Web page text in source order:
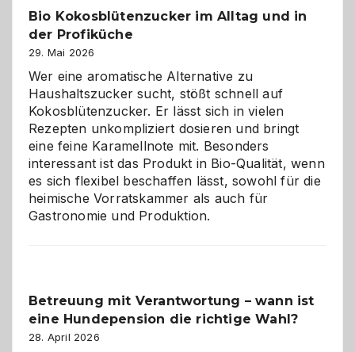
Gefahr
für
Hunde
im
eigenen
Zuhause
Bio Kokosblütenzucker im Alltag und in
der Profiküche
29. Mai 2026
Wer eine aromatische Alternative zu
Haushaltszucker sucht, stößt schnell auf
Kokosblütenzucker. Er lässt sich in vielen
Rezepten unkompliziert dosieren und bringt
eine feine Karamellnote mit. Besonders
interessant ist das Produkt in Bio-Qualität, wenn
es sich flexibel beschaffen lässt, sowohl für die
heimische Vorratskammer als auch für
Gastronomie und Produktion.
Betreuung mit Verantwortung – wann ist
eine Hundepension die richtige Wahl?
28. April 2026